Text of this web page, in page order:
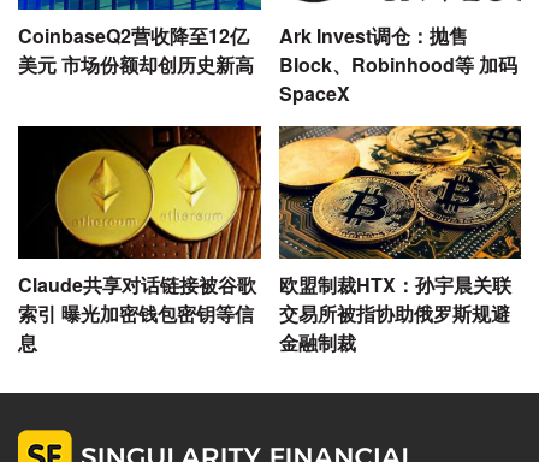
CoinbaseQ2营收降至12亿
美元 市场份额却创历史新高
Ark Invest调仓：抛售
Block、Robinhood等 加码
SpaceX
Claude共享对话链接被谷歌
索引 曝光加密钱包密钥等信
息
欧盟制裁HTX：孙宇晨关联
交易所被指协助俄罗斯规避
金融制裁